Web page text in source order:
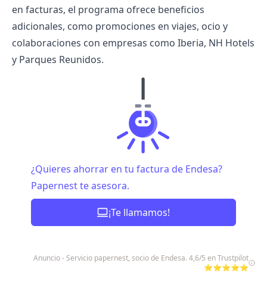
en facturas, el programa ofrece beneficios
adicionales, como promociones en viajes, ocio y
colaboraciones con empresas como Iberia, NH Hotels
y Parques Reunidos.
¿Quieres ahorrar en tu factura de Endesa?
Papernest te asesora.
¡Te llamamos!
Anuncio - Servicio papernest, socio de Endesa. 4,6/5 en Trustpilot
⭐⭐⭐⭐⭐